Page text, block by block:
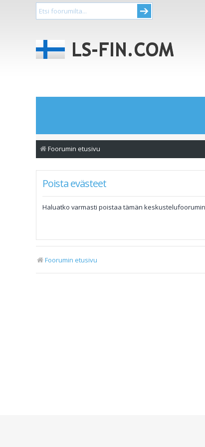
Foorumin etusivu
Poista evästeet
Haluatko varmasti poistaa tämän
Foorumin etusivu